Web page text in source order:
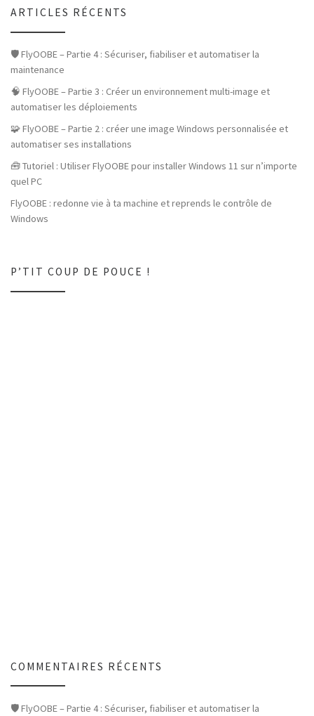
ARTICLES RÉCENTS
🛡️ FlyOOBE – Partie 4 : Sécuriser, fiabiliser et automatiser la
maintenance
🧠 FlyOOBE – Partie 3 : Créer un environnement multi-image et
automatiser les déploiements
🧩 FlyOOBE – Partie 2 : créer une image Windows personnalisée et
automatiser ses installations
🧰 Tutoriel : Utiliser FlyOOBE pour installer Windows 11 sur n’importe
quel PC
FlyOOBE : redonne vie à ta machine et reprends le contrôle de
Windows
P’TIT COUP DE POUCE !
COMMENTAIRES RÉCENTS
🛡️ FlyOOBE – Partie 4 : Sécuriser, fiabiliser et automatiser la